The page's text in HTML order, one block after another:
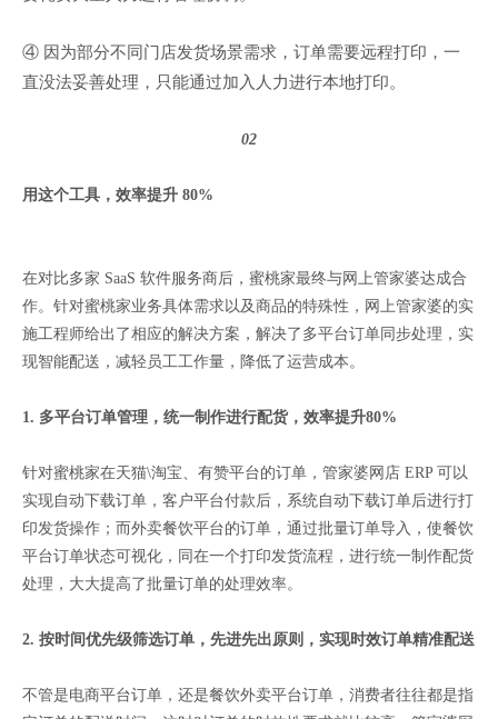
④ 因为部分不同门店发货场景需求，订单需要远程打印，一
直没法妥善处理，只能通过加入人力进行本地打印。
02
用这个工具，效率提升 80%
在对比多家 SaaS 软件服务商后，蜜桃家最终与网上管家婆达成合
作。针对蜜桃家业务具体需求以及商品的特殊性，网上管家婆的实
施工程师给出了相应的解决方案，解决了多平台订单同步处理，实
现智能配送，减轻员工工作量，降低了运营成本。
1. 多平台订单管理，统一制作进行配货，效率提升80%
针对蜜桃家在天猫\淘宝、有赞平台的订单，管家婆网店 ERP 可以
实现自动下载订单，客户平台付款后，系统自动下载订单后进行打
印发货操作；而外卖餐饮平台的订单，通过批量订单导入，使餐饮
平台订单状态可视化，同在一个打印发货流程，进行统一制作配货
处理，大大提高了批量订单的处理效率。
2. 按时间优先级筛选订单，先进先出原则，实现时效订单精准配送
不管是电商平台订单，还是餐饮外卖平台订单，消费者往往都是指